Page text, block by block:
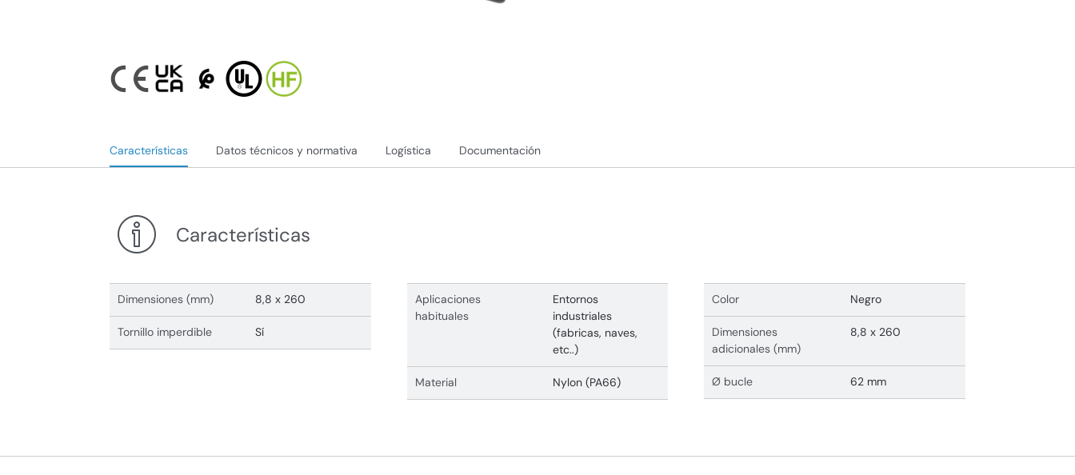
Características Datos técnicos y normativa Logística Documentación
Características
Dimensiones (mm) 8,8 x 260
Tornillo imperdible Sí
Aplicaciones
habituales
Entornos
industriales
(fabricas, naves,
etc..)
Material Nylon (PA66)
Color Negro
Dimensiones
adicionales (mm)
8,8 x 260
Ø bucle 62 mm